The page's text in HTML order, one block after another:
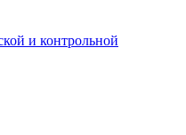
и контрольной